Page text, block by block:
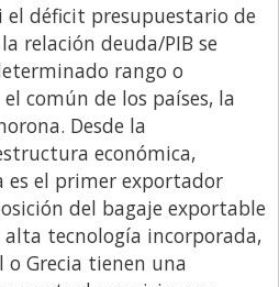
el déficit presupuestario de
relación deuda/PIB se
rango o
común de los países, la
Desde la
económica,
es el primer exportador
del bagaje exportable
alta tecnología incorporada,
Grecia tienen una